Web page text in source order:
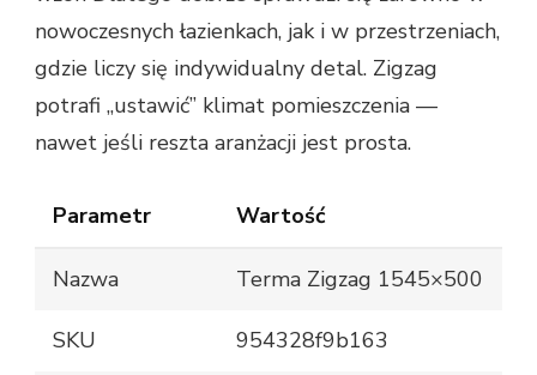
nowoczesnych łazienkach, jak i w przestrzeniach,
gdzie liczy się indywidualny detal. Zigzag
potrafi „ustawić” klimat pomieszczenia —
nawet jeśli reszta aranżacji jest prosta.
Parametr Wartość
Nazwa Terma Zigzag 1545×500
SKU 954328f9b163